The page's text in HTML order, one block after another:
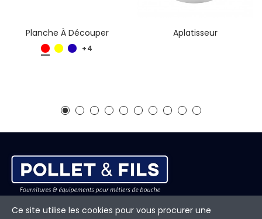
Planche À Découper
+4
Aplatisseur
Ce site utilise les cookies pour vous procurer une